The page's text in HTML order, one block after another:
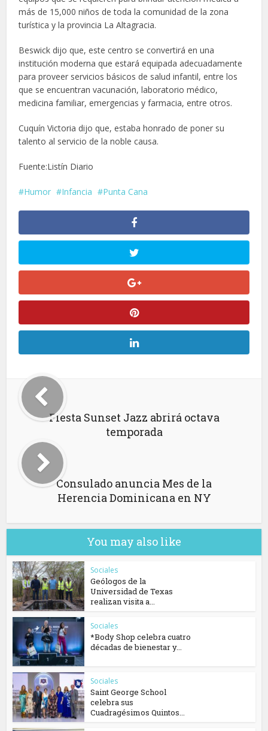
más de 15,000 niños de toda la comunidad de la zona
turística y la provincia La Altagracia.
Beswick dijo que, este centro se convertirá en una
institución moderna que estará equipada adecuadamente
para proveer servicios básicos de salud infantil, entre los
que se encuentran vacunación, laboratorio médico,
medicina familiar, emergencias y farmacia, entre otros.
Cuquín Victoria dijo que, estaba honrado de poner su
talento al servicio de la noble causa.
Fuente:Listín Diario
Humor Infancia Punta Cana
Fiesta Sunset Jazz abrirá octava
temporada
Consulado anuncia Mes de la
Herencia Dominicana en NY
You may also like
Sociales
Geólogos de la
Universidad de Texas
realizan visita a...
Sociales
*Body Shop celebra cuatro
décadas de bienestar y...
Sociales
Saint George School
celebra sus
Cuadragésimos Quintos...